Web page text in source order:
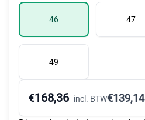
46 47
49
€168,36 incl. BTW€139,14